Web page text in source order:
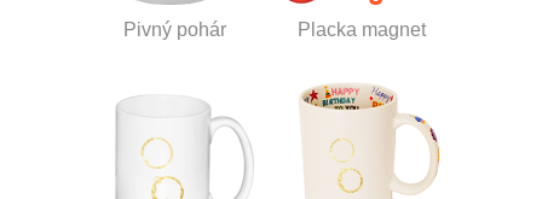
Pivný pohár Placka magnet